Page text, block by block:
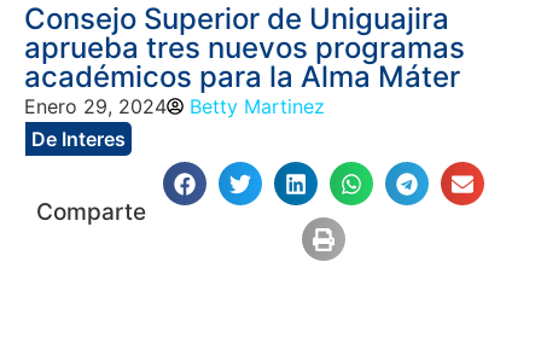
Consejo Superior de Uniguajira
aprueba tres nuevos programas
académicos para la Alma Máter
Enero 29, 2024
Betty Martinez
De Interes
Comparte